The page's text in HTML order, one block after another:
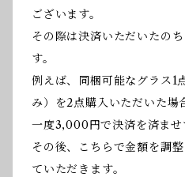
ございます。
その際は決済いただいたの
す。
例えば、同梱可能なグラス
み）を2点購入いただいた場
一度3,000円で決済を済ませ
その後、こちらで金額を調
ていただきます。